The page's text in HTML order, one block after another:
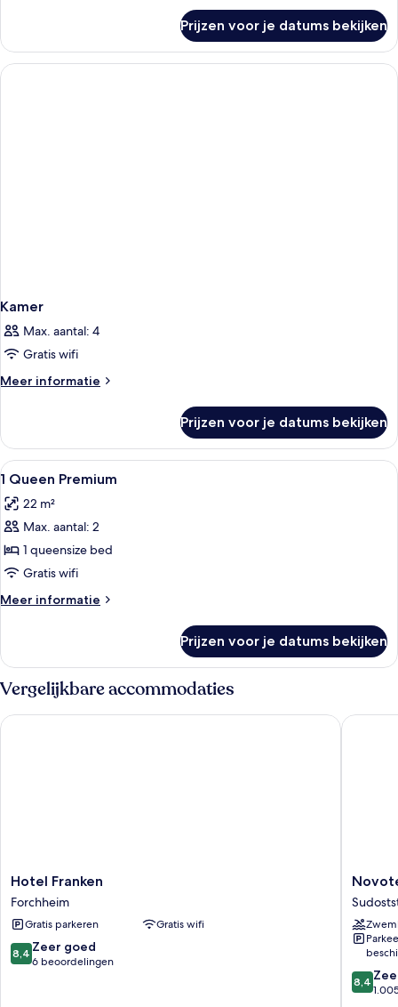
up
to
3
Queen
Premium
Single
Prijzen voor je datums bekijken
Kamer
Max. aantal: 4
Gratis wifi
Meer informatie
Meer
Prijzen voor je datums bekijken
Alle
foto's
voor
1
Queen
Premium
laden
Hypoallergeen beddengoed, een
3
1 Queen Premium
22 m²
Max. aantal: 2
1 queensize bed
Gratis wifi
Meer informatie
Meer
Queen
Premium
Prijzen voor je datums bekijken
Vergelijkbare accommodaties
Hotel
Franken
Forchheim
Hotel Franken
Forchheim
Gratis parkeren Gratis wifi
8.4
van
8,4 Zeer goed
6 beoordelingen
Hotel Franken
Novotel
8.4
van
8,4
Novotel